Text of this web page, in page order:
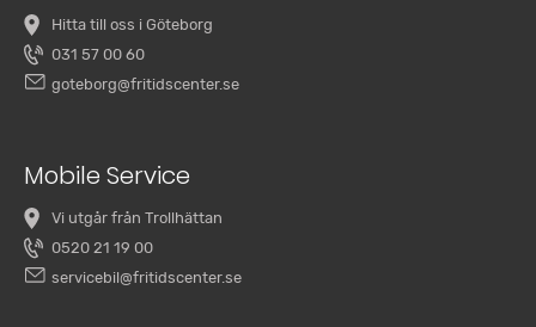
Hitta till oss i Göteborg
031 57 00 60
goteborg@fritidscenter.se
Mobile Service
Vi utgår från Trollhättan
0520 21 19 00
servicebil@fritidscenter.se